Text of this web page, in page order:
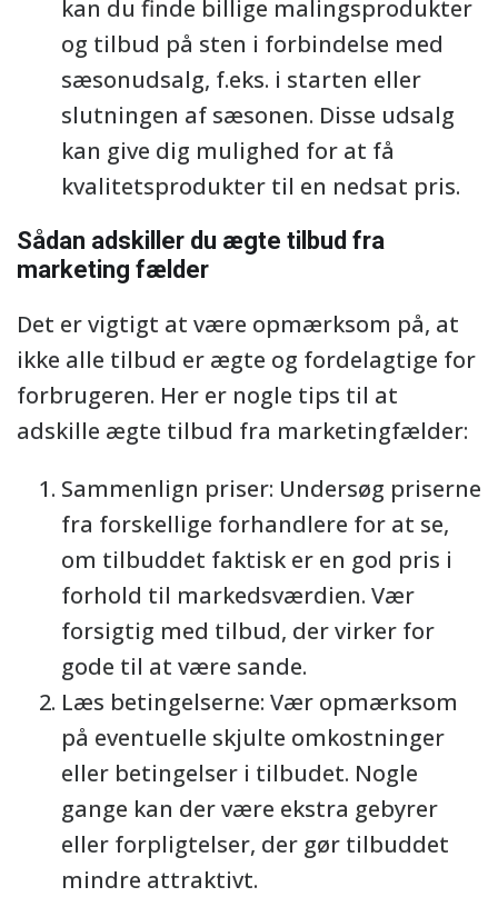
kan du finde billige malingsprodukter
og tilbud på sten i forbindelse med
sæsonudsalg, f.eks. i starten eller
slutningen af sæsonen. Disse udsalg
kan give dig mulighed for at få
kvalitetsprodukter til en nedsat pris.
Sådan adskiller du ægte tilbud fra
marketing fælder
Det er vigtigt at være opmærksom på, at
ikke alle tilbud er ægte og fordelagtige for
forbrugeren. Her er nogle tips til at
adskille ægte tilbud fra marketingfælder:
Sammenlign priser: Undersøg priserne
fra forskellige forhandlere for at se,
om tilbuddet faktisk er en god pris i
forhold til markedsværdien. Vær
forsigtig med tilbud, der virker for
gode til at være sande.
Læs betingelserne: Vær opmærksom
på eventuelle skjulte omkostninger
eller betingelser i tilbudet. Nogle
gange kan der være ekstra gebyrer
eller forpligtelser, der gør tilbuddet
mindre attraktivt.